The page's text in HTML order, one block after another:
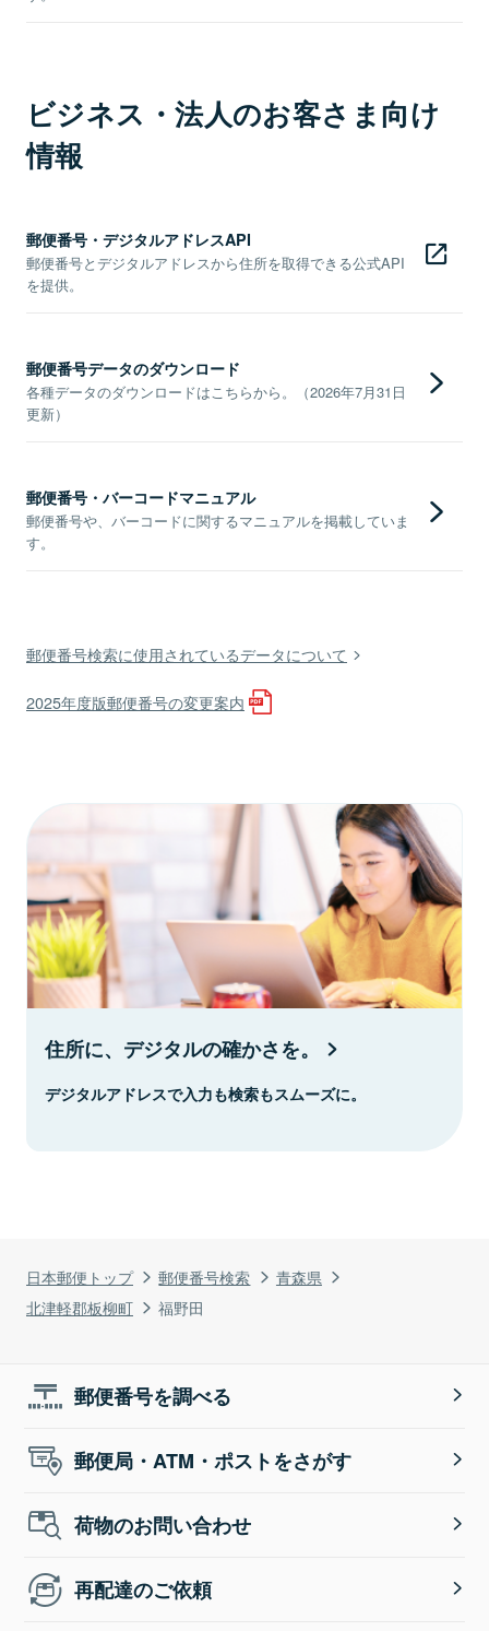
日本郵便トップ 郵便番号検索
青森県
北津軽郡板柳町
福野田
ビジネス・法人のお客さま向け
情報
郵便番号・デジタルアドレスAPI
郵便番号とデジタルアドレスから住所を取得できる公式API
を提供。
郵便番号データのダウンロード
各種データのダウンロードはこちらから。（2026年7月31日
更新）
郵便番号・バーコードマニュアル
郵便番号や、バーコードに関するマニュアルを掲載していま
す。
郵便番号検索に使用されているデータについて
2025年度版郵便番号の変更案内
住所に、デジタルの確かさを。
デジタルアドレスで入力も検索もスムーズに。
郵便番号を調べる
郵便局・ATM・ポストをさがす
荷物のお問い合わせ
再配達のご依頼